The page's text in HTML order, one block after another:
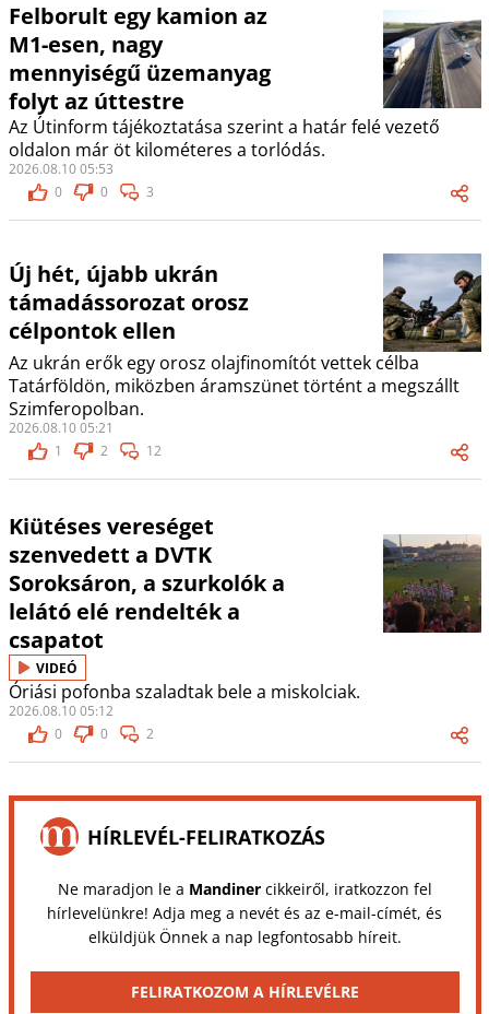
Felborult egy kamion az
M1-esen, nagy
mennyiségű üzemanyag
folyt az úttestre
Az Útinform tájékoztatása szerint a határ felé vezető
oldalon már öt kilométeres a torlódás.
2026.08.10 05:53
0
0 3
Új hét, újabb ukrán
támadássorozat orosz
célpontok ellen
Az ukrán erők egy orosz olajfinomítót vettek célba
Tatárföldön, miközben áramszünet történt a megszállt
Szimferopolban.
2026.08.10 05:21
1
2 12
Kiütéses vereséget
szenvedett a DVTK
Soroksáron, a szurkolók a
lelátó elé rendelték a
csapatot
VIDEÓ
Óriási pofonba szaladtak bele a miskolciak.
2026.08.10 05:12
0
0 2
HÍRLEVÉL-FELIRATKOZÁS
Ne maradjon le a Mandinercikkeiről, iratkozzon fel
hírlevelünkre! Adja meg a nevét és az e-mail-címét, és
elküldjük Önnek a nap legfontosabb híreit.
FELIRATKOZOM A HÍRLEVÉLRE